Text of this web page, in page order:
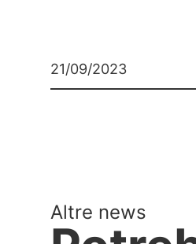
21/09/2023
Altre news